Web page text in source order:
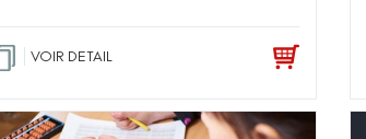
VOIR DETAIL